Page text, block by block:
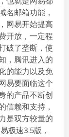
名邮箱功能，
网易开始提高
开放，一定程
破了垄断，使
，腾讯进入的
的能力以及免
易要面临这个
的产品不断创
信赖和支持，
是双方较量的
极速3.5版，